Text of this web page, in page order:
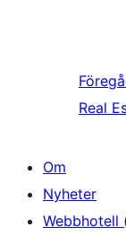
Real
Om
Nyheter
Webbhotell